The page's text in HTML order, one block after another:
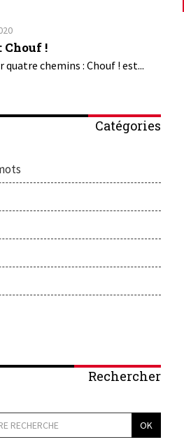
Chouf !
quatre chemins : Chouf ! est...
Catégories
Rechercher